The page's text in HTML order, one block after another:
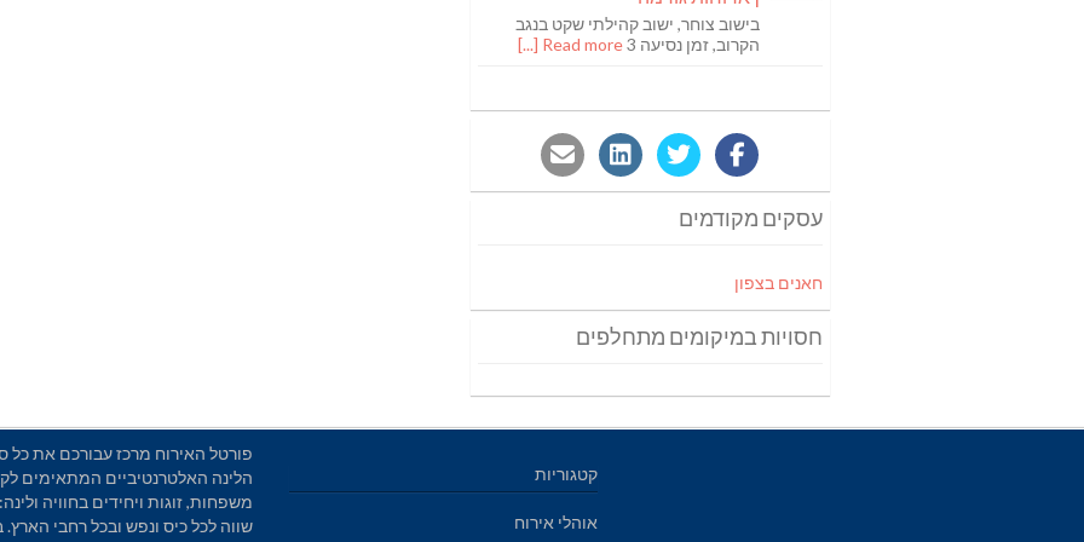
בישוב צוחר, ישוב קהילתי שקט בנגב
הקרוב, זמן נסיעה 3
Read more [...]
עסקים מקודמים
חאנים בצפון
חסויות במיקומים מתחלפים
פורטל האירוח מרכז עבורכם את כל
הלינה האלטרנטיביים המתאימים
משפחות, זוגות ויחידים בחוויה
שווה לכל כיס ונפש ובכל רחבי הארץ.
קטגוריות
אוהלי אירוח